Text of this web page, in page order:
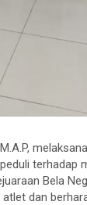
terhadap
Bela
dan